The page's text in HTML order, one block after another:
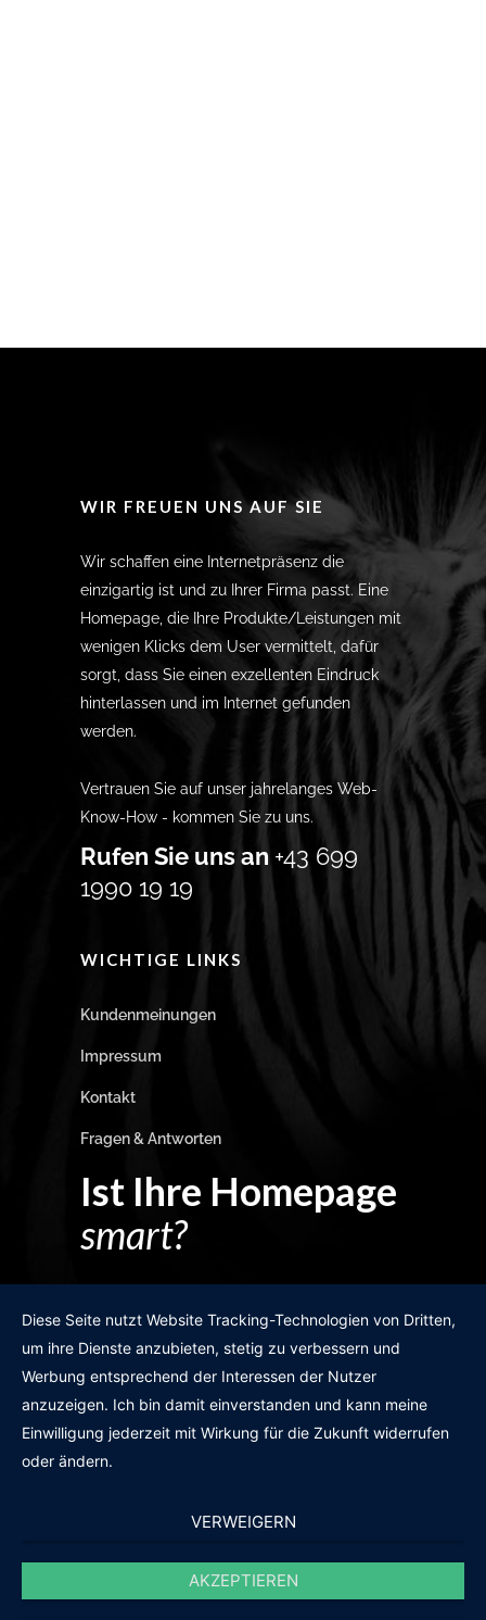
WIR FREUEN UNS AUF SIE
Wir schaffen eine Internetpräsenz die
einzigartig ist und zu Ihrer Firma passt. Eine
Homepage, die Ihre Produkte/Leistungen mit
wenigen Klicks dem User vermittelt, dafür
sorgt, dass Sie einen exzellenten Eindruck
hinterlassen und im Internet gefunden
werden.
Vertrauen Sie auf unser jahrelanges Web-
Know-How - kommen Sie zu uns.
Rufen Sie uns an +43 699
1990 19 19
WICHTIGE LINKS
Kundenmeinungen
Impressum
Kontakt
Fragen & Antworten
Ist Ihre Homepage
smart?
GRATIS WEBSITE-CHECK
des19n.at|iwant@des19n.at
Diese Seite nutzt Website Tracking-Technologien von Dritten,
um ihre Dienste anzubieten, stetig zu verbessern und
Werbung entsprechend der Interessen der Nutzer
anzuzeigen. Ich bin damit einverstanden und kann meine
Einwilligung jederzeit mit Wirkung für die Zukunft widerrufen
oder ändern.
VERWEIGERN
AKZEPTIEREN